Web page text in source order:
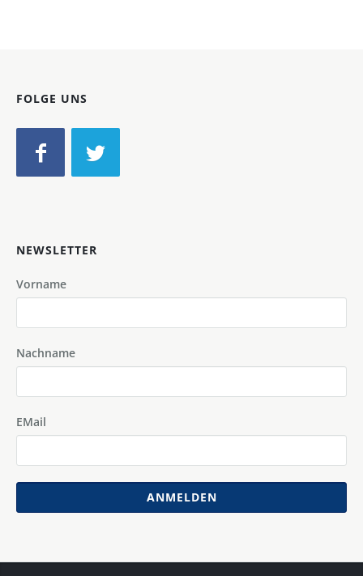
FOLGE UNS
NEWSLETTER
Vorname
Nachname
EMail
ANMELDEN